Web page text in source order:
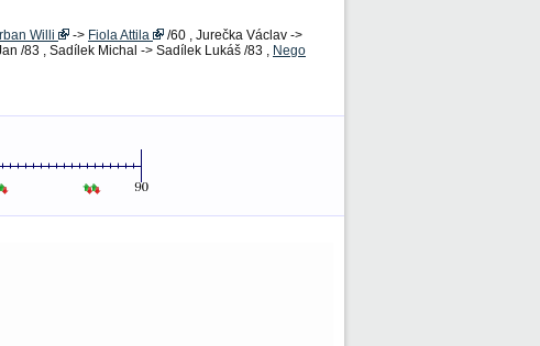
Willi -> Fiola Attila
/60 , Jurečka Václav ->
/83 , Sadílek Michal -> Sadílek Lukáš /83 , Nego